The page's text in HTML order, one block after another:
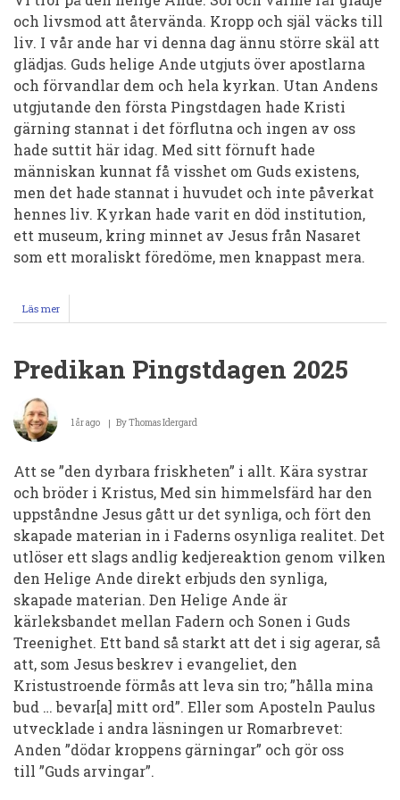
och livsmod att återvända. Kropp och själ väcks till
liv. I vår ande har vi denna dag ännu större skäl att
glädjas. Guds helige Ande utgjuts över apostlarna
och förvandlar dem och hela kyrkan. Utan Andens
utgjutande den första Pingstdagen hade Kristi
gärning stannat i det förflutna och ingen av oss
hade suttit här idag. Med sitt förnuft hade
människan kunnat få visshet om Guds existens,
men det hade stannat i huvudet och inte påverkat
hennes liv. Kyrkan hade varit en död institution,
ett museum, kring minnet av Jesus från Nasaret
som ett moraliskt föredöme, men knappast mera.
Läs mer
Predikan
Predikan Pingstdagen 2025
1 år ago ByThomas Idergard
Att se ”den dyrbara friskheten” i allt. Kära systrar
och bröder i Kristus, Med sin himmelsfärd har den
uppståndne Jesus gått ur det synliga, och fört den
skapade materian in i Faderns osynliga realitet. Det
utlöser ett slags andlig kedjereaktion genom vilken
den Helige Ande direkt erbjuds den synliga,
skapade materian. Den Helige Ande är
kärleksbandet mellan Fadern och Sonen i Guds
Treenighet. Ett band så starkt att det i sig agerar, så
att, som Jesus beskrev i evangeliet, den
Kristustroende förmås att leva sin tro; ”hålla mina
bud … bevar[a] mitt ord”. Eller som Aposteln Paulus
utvecklade i andra läsningen ur Romarbrevet:
Anden ”dödar kroppens gärningar” och gör oss
till ”Guds arvingar”.